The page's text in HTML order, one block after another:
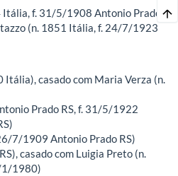
f. 31/5/1908 Antonio Prado
(n. 1851 Itália, f. 24/7/1923
casado com Maria Verza (n.
Prado RS, f. 31/5/1922
7/1909 Antonio Prado RS)
casado com Luigia Preto (n.
1980)